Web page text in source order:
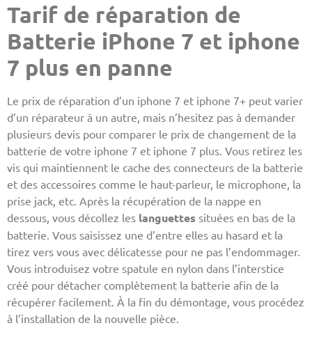
Tarif de réparation de
Batterie iPhone 7 et iphone
7 plus en panne
Le prix de réparation d’un iphone 7 et iphone 7+ peut varier
d’un réparateur à un autre, mais n’hesitez pas à demander
plusieurs devis pour comparer le prix de changement de la
batterie de votre iphone 7 et iphone 7 plus. Vous retirez les
vis qui maintiennent le cache des connecteurs de la batterie
et des accessoires comme le haut-parleur, le microphone, la
prise jack, etc. Après la récupération de la nappe en
dessous, vous décollez les languettes situées en bas de la
batterie. Vous saisissez une d’entre elles au hasard et la
tirez vers vous avec délicatesse pour ne pas l’endommager.
Vous introduisez votre spatule en nylon dans l’interstice
créé pour détacher complètement la batterie afin de la
récupérer facilement. À la fin du démontage, vous procédez
à l’installation de la nouvelle pièce.